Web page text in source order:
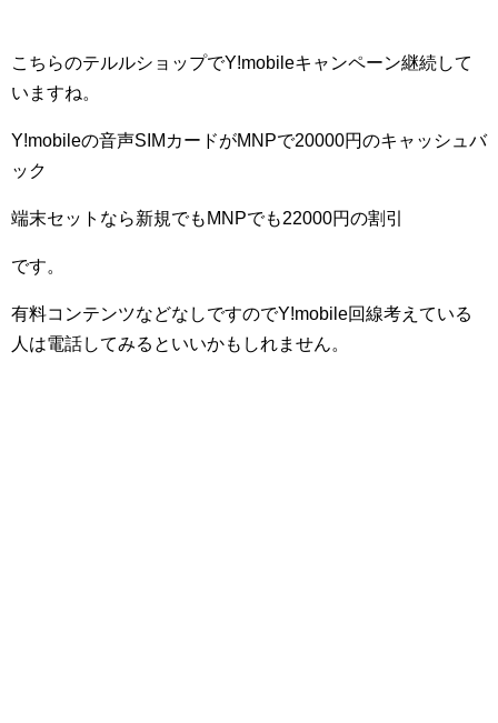
こちらのテルルショップでY!mobileキャンペーン継続して
いますね。
Y!mobileの音声SIMカードがMNPで20000円のキャッシュバ
ック
端末セットなら新規でもMNPでも22000円の割引
です。
有料コンテンツなどなしですのでY!mobile回線考えている
人は電話してみるといいかもしれません。